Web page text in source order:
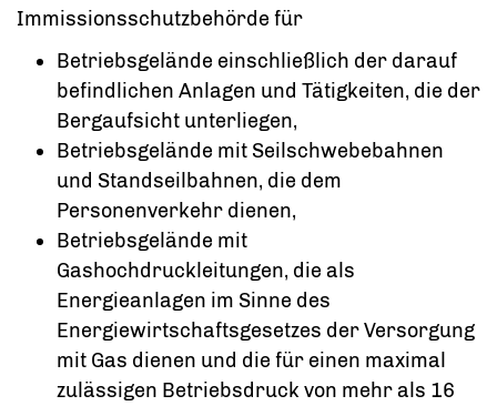
Immissionsschutzbehörde für
Betriebsgelände einschließlich der darauf
befindlichen Anlagen und Tätigkeiten, die der
Bergaufsicht unterliegen,
Betriebsgelände mit Seilschwebebahnen
und Standseilbahnen, die dem
Personenverkehr dienen,
Betriebsgelände mit
Gashochdruckleitungen, die als
Energieanlagen im Sinne des
Energiewirtschaftsgesetzes der Versorgung
mit Gas dienen und die für einen maximal
zulässigen Betriebsdruck von mehr als 16